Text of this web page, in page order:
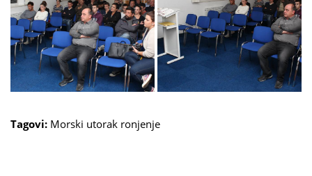
Tagovi: Morski utorak ronjenje